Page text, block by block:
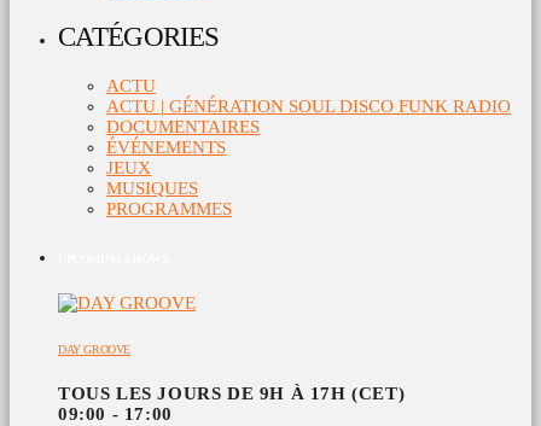
CATÉGORIES
ACTU
ACTU | GÉNÉRATION SOUL DISCO FUNK RADIO
DOCUMENTAIRES
ÉVÉNEMENTS
JEUX
MUSIQUES
PROGRAMMES
DAY GROOVE
TOUS LES JOURS DE 9H À 17H (CET)
09:00 - 17:00